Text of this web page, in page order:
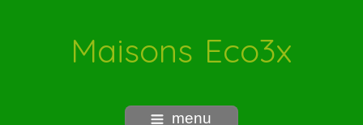
Maisons Eco3x
menu